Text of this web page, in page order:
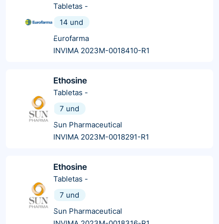
Tabletas -
14 und
Eurofarma
INVIMA 2023M-0018410-R1
Ethosine
Tabletas -
7 und
Sun Pharmaceutical
INVIMA 2023M-0018291-R1
Ethosine
Tabletas -
7 und
Sun Pharmaceutical